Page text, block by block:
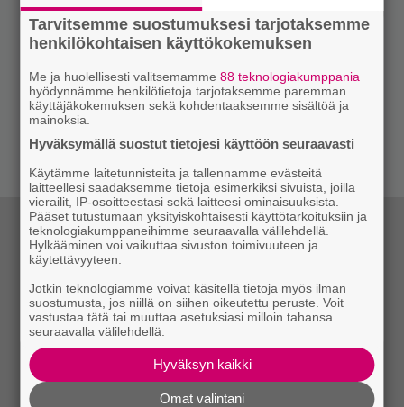
Tarvitsemme suostumuksesi tarjotaksemme
henkilökohtaisen käyttökokemuksen
Me ja huolellisesti valitsemamme88 teknologiakumppania
hyödynnämme henkilötietoja tarjotaksemme paremman
käyttäjäkokemuksen sekä kohdentaaksemme sisältöä ja
mainoksia.
Hyväksymällä suostut tietojesi käyttöön seuraavasti
Käytämme laitetunnisteita ja tallennamme evästeitä
laitteellesi saadaksemme tietoja esimerkiksi sivuista, joilla
vierailit, IP-osoitteestasi sekä laitteesi ominaisuuksista.
Pääset tutustumaan yksityiskohtaisesti käyttötarkoituksiin ja
teknologiakumppaneihimme seuraavalla välilehdellä.
Hylkääminen voi vaikuttaa sivuston toimivuuteen ja
käytettävyyteen.
Jotkin teknologiamme voivat käsitellä tietoja myös ilman
suostumusta, jos niillä on siihen oikeutettu peruste. Voit
vastustaa tätä tai muuttaa asetuksiasi milloin tahansa
seuraavalla välilehdellä.
Hyväksyn kaikki
Omat valintani